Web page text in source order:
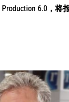
6.0，将